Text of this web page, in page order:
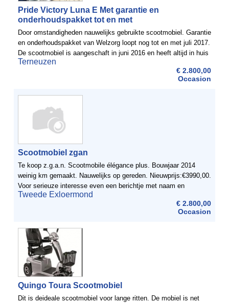
Pride Victory Luna E Met garantie en
onderhoudspakket tot en met
Door omstandigheden nauwelijks gebruikte scootmobiel. Garantie
en onderhoudspakket van Welzorg loopt nog tot en met juli 2017.
De scootmobiel is aangeschaft in juni 2016 en heeft altijd in huis
gestaan. Er is heel weinig mee ...
Terneuzen
€ 2.800,00
Occasion
Scootmobiel zgan
Te koop z.g.a.n. Scootmobile élégance plus. Bouwjaar 2014
weinig km gemaakt. Nauwelijks op gereden. Nieuwprijs:€3990,00.
Voor serieuze interesse even een berichtje met naam en
telefoonnummer.
Tweede Exloermond
€ 2.800,00
Occasion
Quingo Toura Scootmobiel
Dit is deideale scootmobiel voor lange ritten. De mobiel is net